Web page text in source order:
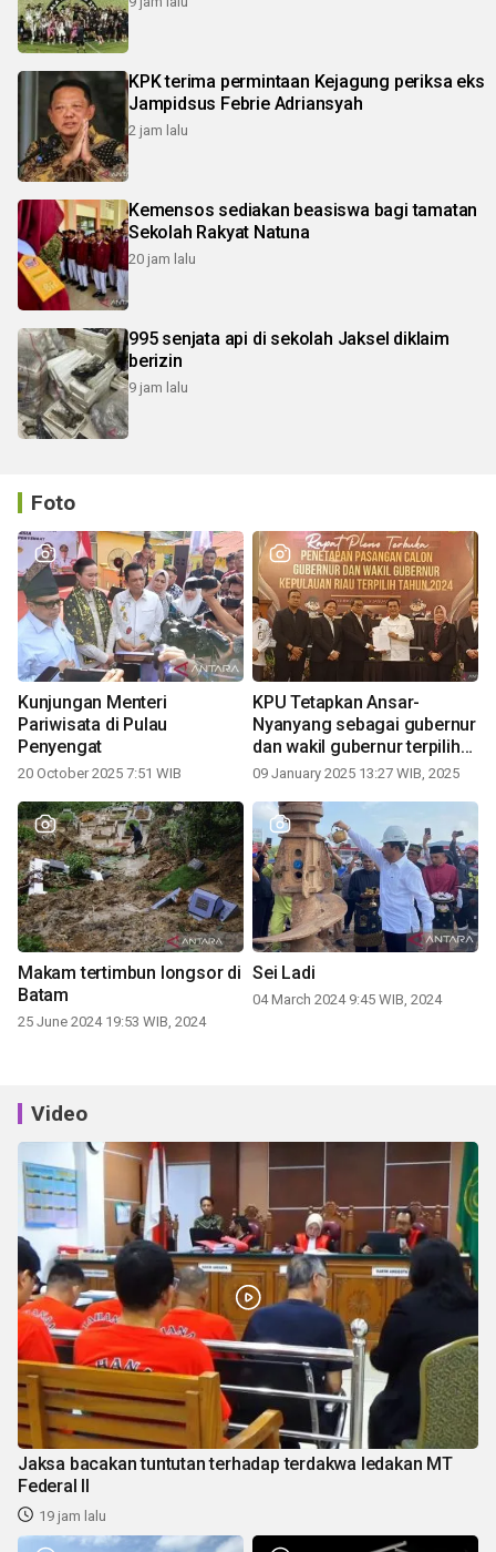
KPK terima permintaan Kejagung periksa eks
Jampidsus Febrie Adriansyah
2 jam lalu
Kemensos sediakan beasiswa bagi tamatan
Sekolah Rakyat Natuna
20 jam lalu
995 senjata api di sekolah Jaksel diklaim
berizin
9 jam lalu
Foto
Kunjungan Menteri
Pariwisata di Pulau
Penyengat
20 October 2025 7:51 WIB
KPU Tetapkan Ansar-
Nyanyang sebagai gubernur
dan wakil gubernur terpilih
periode 2025-2030
09 January 2025 13:27 WIB, 2025
Makam tertimbun longsor di
Batam
25 June 2024 19:53 WIB, 2024
Sei Ladi
04 March 2024 9:45 WIB, 2024
Video
Jaksa bacakan tuntutan terhadap terdakwa ledakan MT
Federal II
19 jam lalu